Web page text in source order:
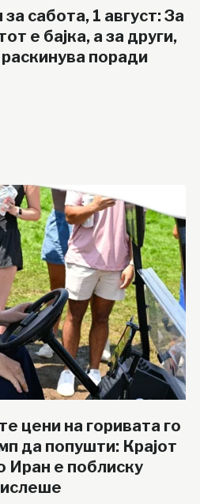
сабота, 1 август: За
е бајка, а за други,
поради
цени на горивата го
да попушти: Крајот
Иран е поблиску